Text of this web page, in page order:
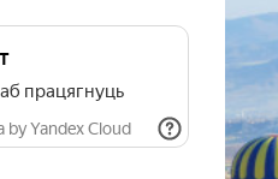
працягнуць
by Yandex Cloud